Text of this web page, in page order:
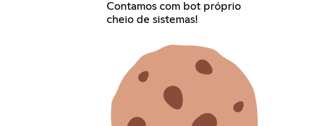
Contamos com bot próprio
cheio de sistemas!